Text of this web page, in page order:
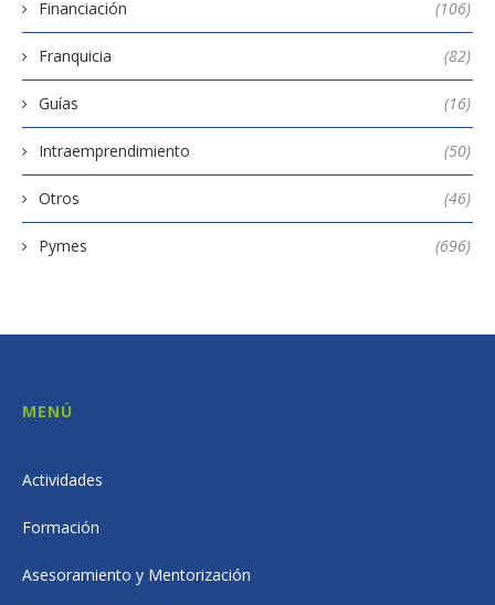
Financiación (106)
Franquicia (82)
Guías (16)
Intraemprendimiento (50)
Otros (46)
Pymes (696)
MENÚ
Actividades
Formación
Asesoramiento y Mentorización